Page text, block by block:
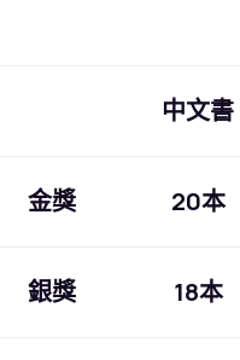
中文書
金獎 20本
銀獎 18本